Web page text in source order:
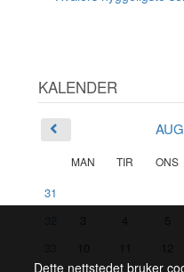
KALENDER
MAN TIR ONS
31
Dette nettstedet bruker